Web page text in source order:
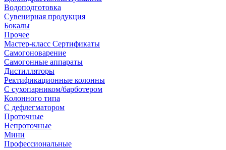
Водоподготовка
Сувенирная продукция
Бокалы
Прочее
Мастер-класс Сертификаты
Самогоноварение
Самогонные аппараты
Дистилляторы
Ректификационные колонны
С сухопарником/барботером
Колонного типа
С дефлегматором
Проточные
Непроточные
Мини
Профессиональные